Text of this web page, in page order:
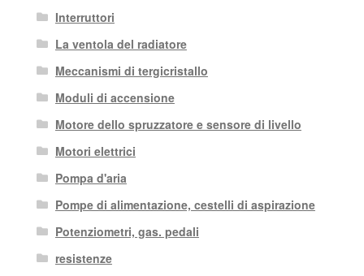
Interruttori
La ventola del radiatore
Meccanismi di tergicristallo
Moduli di accensione
Motore dello spruzzatore e sensore di livello
Motori elettrici
Pompa d'aria
Pompe di alimentazione, cestelli di aspirazione
Potenziometri, gas. pedali
resistenze